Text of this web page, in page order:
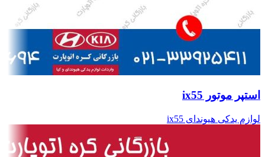
استپر موتور ix55
لوازم یدکی هیوندای ix55